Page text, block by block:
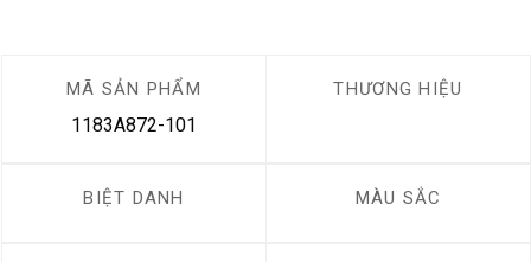
MÃ SẢN PHẨM
1183A872-101
THƯƠNG HIỆU
BIỆT DANH MÀU SẮC